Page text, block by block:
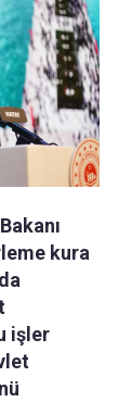
kura
işler